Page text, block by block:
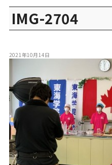
IMG-2704
2021年10月14日